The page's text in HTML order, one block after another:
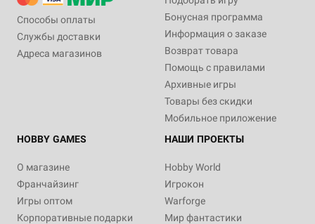
Способы оплаты
Службы доставки
Адреса магазинов
Бонусная программа
Информация о заказе
Возврат товара
Помощь с правилами
Архивные игры
Товары без скидки
Мобильное приложение
HOBBY GAMES
О магазине
Франчайзинг
Игры оптом
Корпоративные подарки
НАШИ ПРОЕКТЫ
Hobby World
Игрокон
Warforge
Мир фантастики